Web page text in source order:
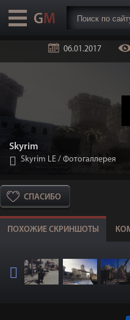
06.01.2017
Skyrim
Skyrim LE/ Фотогаллерея
СПАСИБО
ПОХОЖИЕ СКРИНШОТЫ